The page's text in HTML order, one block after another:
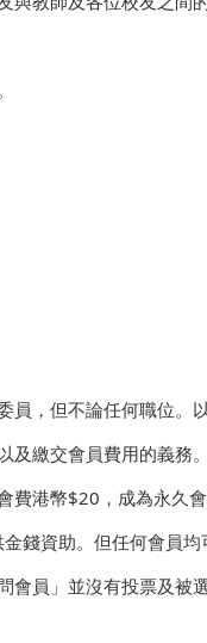
，但不論任何職位。
及繳交會員費用的義務
費港幣$20，成為永久
錢資助。但任何會員
會員」並沒有投票及被